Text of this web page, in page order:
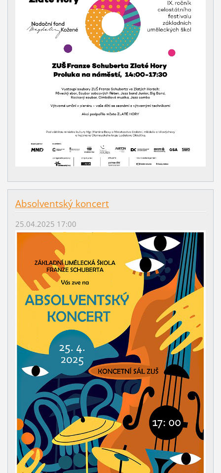
Absolventský koncert
25.04.2025 17:00